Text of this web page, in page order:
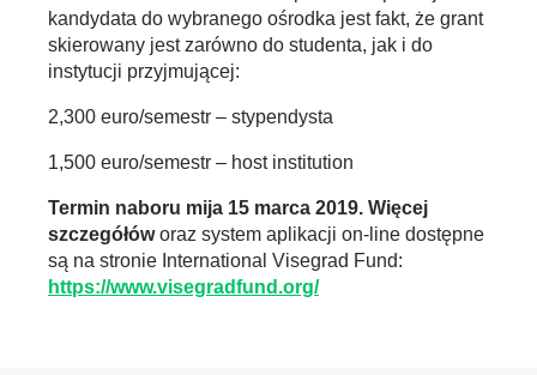
kandydata do wybranego ośrodka jest fakt, że grant
skierowany jest zarówno do studenta, jak i do
instytucji przyjmującej:
2,300 euro/semestr – stypendysta
1,500 euro/semestr – host institution
Termin naboru mija 15 marca 2019. Więcej
szczegółóworaz system aplikacji on-line dostępne
są na stronie International Visegrad Fund:
https://www.visegradfund.org/